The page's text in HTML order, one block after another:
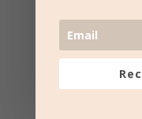
9 Nov
18:00 au
Maison